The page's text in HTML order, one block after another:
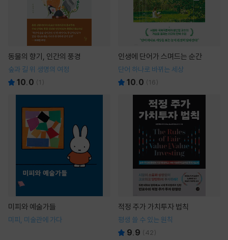
동물의 향기, 인간의 풍경
숲과 길 위 생명의 여정
10.0 (1 )
인생에 단어가 스며드는 순간
단어 하나로 바뀌는 세상
10.0 (16)
미피와 예술가들
미피, 미술관에 가다
적정 주가 가치투자 법칙
평생 쓸 수 있는 원칙
9.9 (42)